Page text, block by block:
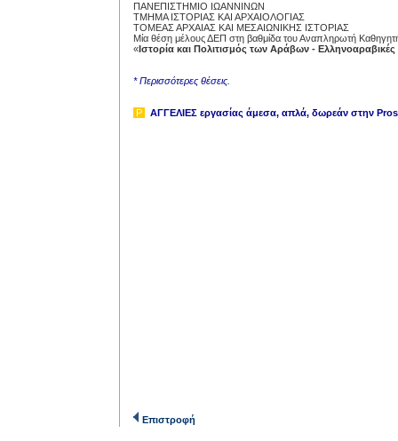
ΠΑΝΕΠΙΣΤΗΜΙΟ ΙΩΑΝΝΙΝΩΝ
ΤΜΗΜΑ ΙΣΤΟΡΙΑΣ ΚΑΙ ΑΡΧΑΙΟΛΟΓΙΑΣ
ΤΟΜΕΑΣ ΑΡΧΑΙΑΣ ΚΑΙ ΜΕΣΑΙΩΝΙΚΗΣ ΙΣΤΟΡΙΑΣ
Μία θέση μέλους ΔΕΠ στη βαθμίδα του Αναπληρωτή Καθηγητή
«Ιστορία και Πολιτισμός των Αράβων -
* Περισσότερες θέσεις.
P ΑΓΓΕΛΙΕΣ εργασίας άμεσα, απλά, δωρεάν στην
Επιστροφή